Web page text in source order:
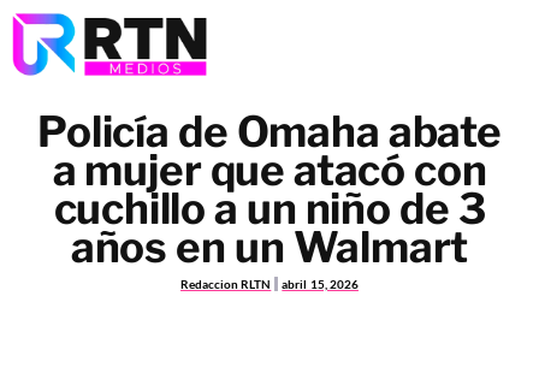
Policía de Omaha abate
a mujer que atacó con
cuchillo a un niño de 3
años en un Walmart
Redaccion RLTN abril 15, 2026